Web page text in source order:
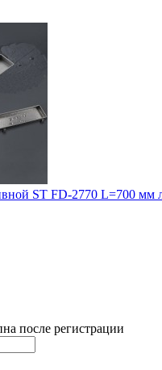
ST FD-2770 L=700 мм
после регистрации